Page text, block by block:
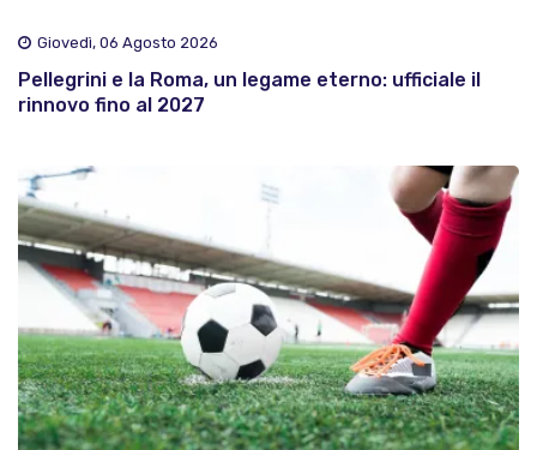
Giovedì, 06 Agosto 2026
Pellegrini e la Roma, un legame eterno: ufficiale il
rinnovo fino al 2027